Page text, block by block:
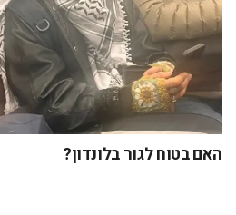
האם בטוח לגור בלונדון?